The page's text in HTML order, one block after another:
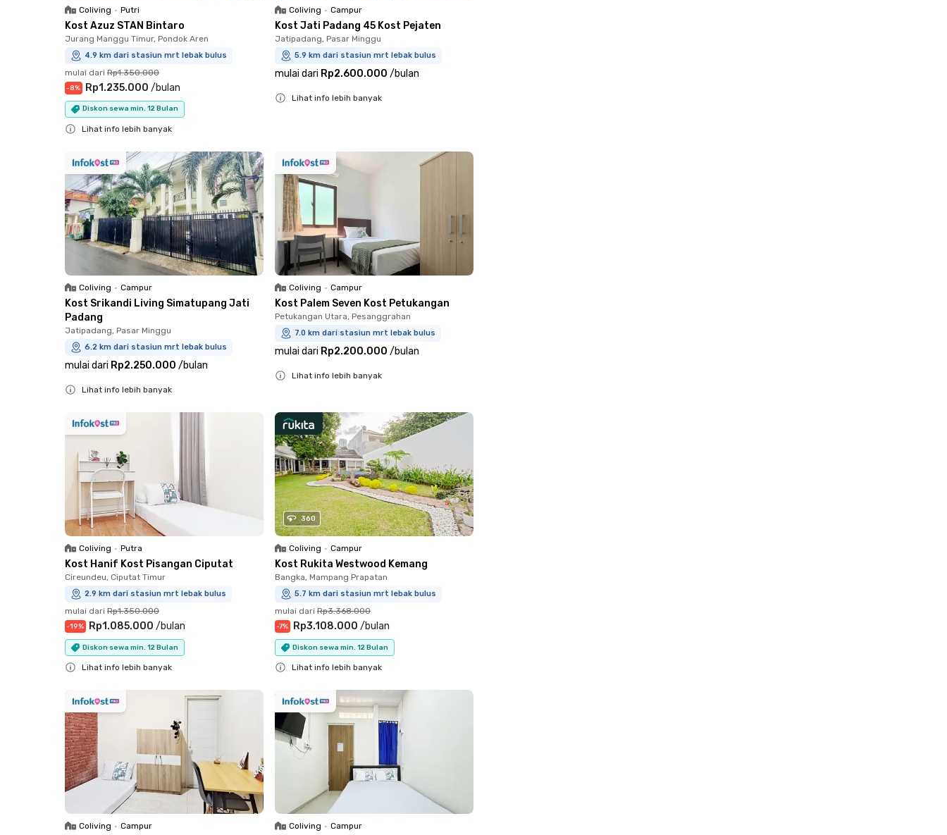
Coliving • Putri
Kost Azuz STAN Bintaro
Jurang Manggu Timur, Pondok Aren
4.9 km dari stasiun mrt lebak bulus
mulai dari Rp1.350.000
-8% Rp1.235.000 /bulan
Diskon sewa min. 12 Bulan
Lihat info lebih banyak
Coliving • Campur
Kost Jati Padang 45 Kost Pejaten
Jatipadang, Pasar Minggu
5.9 km dari stasiun mrt lebak bulus
mulai dari Rp2.600.000 /bulan
Lihat info lebih banyak
Coliving • Campur
Kost Srikandi Living Simatupang Jati
Padang
Jatipadang, Pasar Minggu
6.2 km dari stasiun mrt lebak bulus
mulai dari Rp2.250.000 /bulan
Lihat info lebih banyak
Coliving • Campur
Kost Palem Seven Kost Petukangan
Petukangan Utara, Pesanggrahan
7.0 km dari stasiun mrt lebak bulus
mulai dari Rp2.200.000 /bulan
Lihat info lebih banyak
Coliving • Putra
Kost Hanif Kost Pisangan Ciputat
Cireundeu, Ciputat Timur
2.9 km dari stasiun mrt lebak bulus
mulai dari Rp1.350.000
-19% Rp1.085.000 /bulan
Diskon sewa min. 12 Bulan
Lihat info lebih banyak
360
Coliving • Campur
Kost Rukita Westwood Kemang
Bangka, Mampang Prapatan
5.7 km dari stasiun mrt lebak bulus
mulai dari Rp3.368.000
-7% Rp3.108.000 /bulan
Diskon sewa min. 12 Bulan
Lihat info lebih banyak
Coliving • Campur Coliving • Campur